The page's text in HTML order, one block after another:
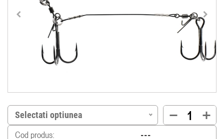
Selectati optiunea
Cod produs: